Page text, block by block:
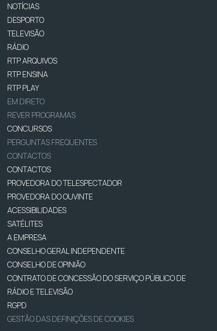
NOTÍCIAS
DESPORTO
TELEVISÃO
RÁDIO
RTP ARQUIVOS
RTP ENSINA
RTP PLAY
EM DIRETO
REVER PROGRAMAS
CONCURSOS
PERGUNTAS FREQUENTES
CONTACTOS
CONTACTOS
PROVEDORA DO TELESPECTADOR
PROVEDORA DO OUVINTE
ACESSIBILIDADES
SATÉLITES
A EMPRESA
CONSELHO GERAL INDEPENDENTE
CONSELHO DE OPINIÃO
CONTRATO DE CONCESSÃO DO SERVIÇO PÚBLICO DE
RÁDIO E TELEVISÃO
RGPD
GESTÃO DAS DEFINIÇÕES DE COOKIES